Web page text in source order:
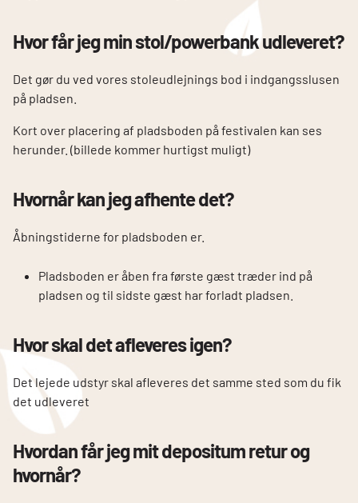
Hvor får jeg min stol/powerbank udleveret?
Det gør du ved vores stoleudlejnings bod i indgangsslusen
på pladsen.
Kort over placering af pladsboden på festivalen kan ses
herunder. (billede kommer hurtigst muligt)
Hvornår kan jeg afhente det?
Åbningstiderne for pladsboden er.
Pladsboden er åben fra første gæst træder ind på
pladsen og til sidste gæst har forladt pladsen.
Hvor skal det afleveres igen?
Det lejede udstyr skal afleveres det samme sted som du fik
det udleveret
Hvordan får jeg mit depositum retur og
hvornår?